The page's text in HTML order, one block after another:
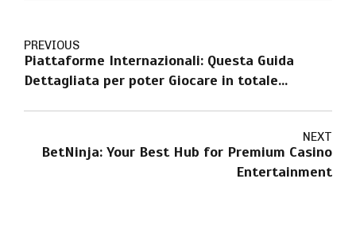
PREVIOUS
Piattaforme Internazionali: Questa Guida
Dettagliata per poter Giocare in totale
NEXT
BetNinja: Your Best Hub for Premium Casino
Entertainment